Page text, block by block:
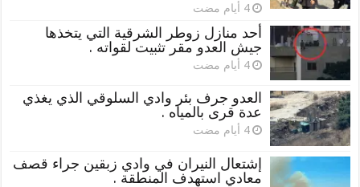
‏4 أيام مضت
أحد منازل زوطر الشرقية التي يتخذها
جيش العدو مقر تثبيت لقواته .
‏4 أيام مضت
العدو جرف بئر وادي السلوقي الذي يغذي
عدة قرى بالمياه .
‏4 أيام مضت
إشتعال النيران في وادي زبقين جراء قصف
معادي استهدف المنطقة .